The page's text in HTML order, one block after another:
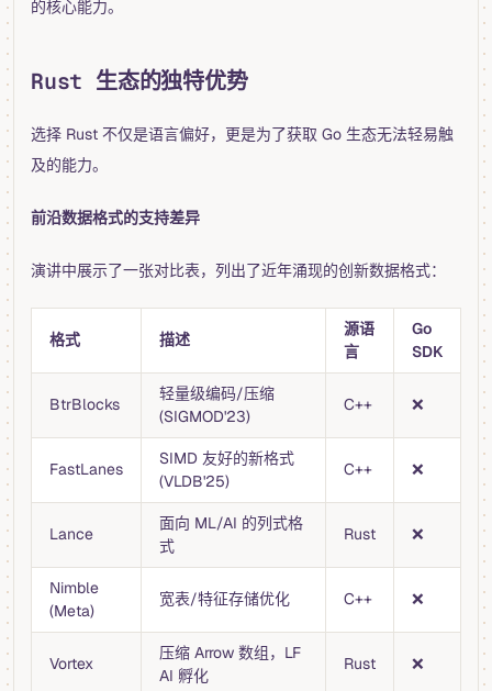
的核心能力。
Rust 生态的独特优势
选择 Rust 不仅是语言偏好，更是为了获取 Go 生态无法轻易触
及的能力。
前沿数据格式的支持差异
演讲中展示了一张对比表，列出了近年涌现的创新数据格式：
格式 描述
源语
言
Go
SDK
BtrBlocks
轻量级编码/压缩
(SIGMOD'23)
C++ ❌
FastLanes
SIMD 友好的新格式
(VLDB'25)
C++ ❌
Lance
面向 ML/AI 的列式格
式
Rust ❌
Nimble
(Meta)
宽表/特征存储优化 C++ ❌
Vortex
压缩 Arrow 数组，LF
AI 孵化
Rust ❌